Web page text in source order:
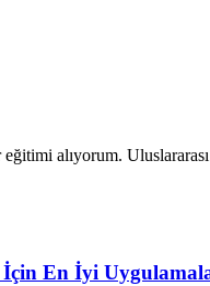
alıyorum.
En İyi